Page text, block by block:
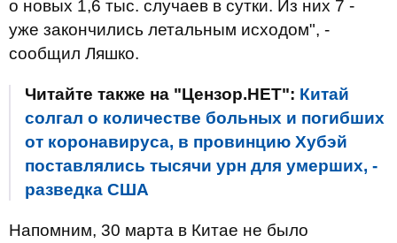
о новых 1,6 тыс. случаев в сутки. Из них 7 -
уже закончились летальным исходом", -
сообщил Ляшко.
Читайте также на "Цензор.НЕТ": Китай
солгал о количестве больных и погибших
от коронавируса, в провинцию Хубэй
поставлялись тысячи урн для умерших, -
разведка США
Напомним, 30 марта в Китае не было